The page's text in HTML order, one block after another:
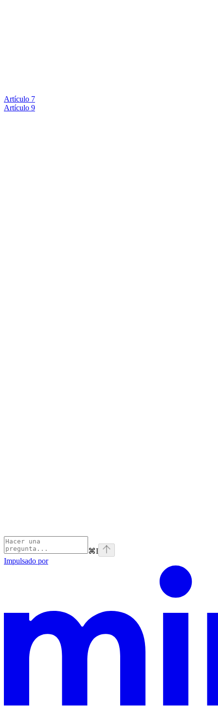
Artículo 7
Artículo 9
⌘I
Impulsado por